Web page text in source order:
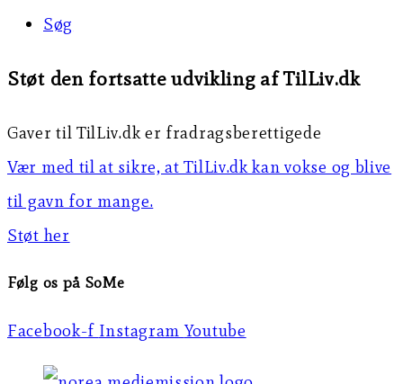
Søg
Støt den fortsatte udvikling af TilLiv.dk
Gaver til TilLiv.dk er fradragsberettigede
Vær med til at sikre, at TilLiv.dk kan vokse og blive
til gavn for mange.
Støt her
Følg os på SoMe
Facebook-f Instagram Youtube